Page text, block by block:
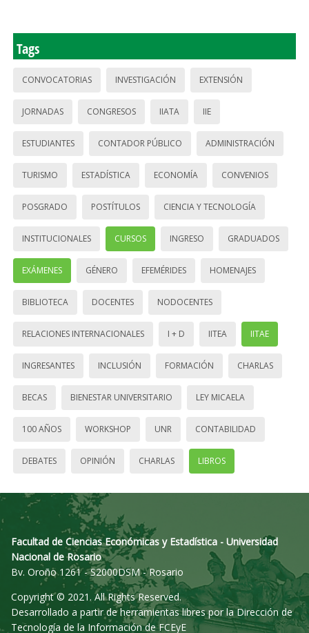
Tags
CONVOCATORIAS INVESTIGACIÓN EXTENSIÓN
JORNADAS CONGRESOS IIATA IIE
ESTUDIANTES CONTADOR PÚBLICO ADMINISTRACIÓN
TURISMO ESTADÍSTICA ECONOMÍA CONVENIOS
POSGRADO POSTÍTULOS CIENCIA Y TECNOLOGÍA
INSTITUCIONALES CURSOS INGRESO GRADUADOS
EXÁMENES GÉNERO EFEMÉRIDES HOMENAJES
BIBLIOTECA DOCENTES NODOCENTES
RELACIONES INTERNACIONALES I + D IITEA IITAE
INGRESANTES INCLUSIÓN FORMACIÓN CHARLAS
BECAS BIENESTAR UNIVERSITARIO LEY MICAELA
100 AÑOS WORKSHOP UNR CONTABILIDAD
DEBATES OPINIÓN CHARLAS LIBROS
Facultad de Ciencias Económicas y Estadística - Universidad
Nacional de Rosario
Bv. Oroño 1261 - S2000DSM - Rosario
Copyright © 2021. All Rights Reserved.
Desarrollado a partir de herramientas libres por la Dirección de
Tecnología de la Información de FCEyE